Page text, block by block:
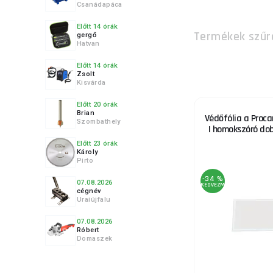
Csanádapáca
Előtt 14 órák
gergő
Hatvan
Előtt 14 órák
Zsolt
Kisvárda
Előtt 20 órák
Brian
Szombathely
Előtt 23 órák
Károly
Pirto
07.08.2026
cégnév
Uraiújfalu
07.08.2026
Róbert
Domaszek
Termékek
Védőfólia a
I homokszóró
-34 %
KEDVEZMÉNY